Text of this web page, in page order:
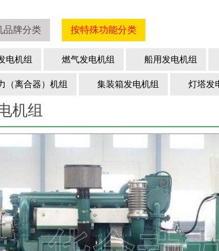
品牌分类 按特殊功能分类
电机组 燃气发电机组 船用发电机组
（离合器）机组 集装箱发电机组 灯塔发
机组